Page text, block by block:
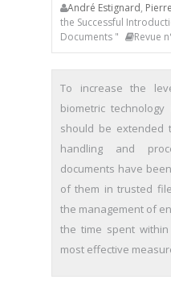
André Estignard,
the Successful
Documents "
Revue
To increase the
biometric
should be extended
handling and
documents have
of them in trusted
the management of
the time spent
most effective